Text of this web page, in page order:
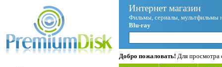
Интернет магазин
Фильмы, сериалы, мультфильмы
Blu-ray
Добро пожаловать! Для просмотра